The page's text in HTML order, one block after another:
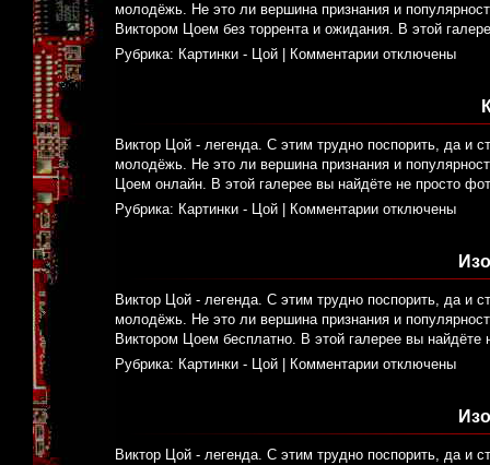
молодёжь. Не это ли вершина признания и
Виктором Цоем без торрента и ожидания. В этой
Рубрика: Картинки - Цой Комментарии отключены
Виктор Цой - легенда. С этим трудно поспорить, да и
молодёжь. Не это ли вершина признания и
Цоем онлайн. В этой галерее вы найдёте не просто
Рубрика: Картинки - Цой Комментарии отключены
Виктор Цой - легенда. С этим трудно поспорить, да и
молодёжь. Не это ли вершина признания и
Виктором Цоем бесплатно. В этой галерее вы
Рубрика: Картинки - Цой Комментарии отключены
Виктор Цой - легенда. С этим трудно поспорить, да и